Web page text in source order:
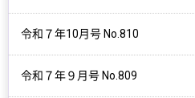
令和７年10月号 No.810
令和７年９月号 No.809